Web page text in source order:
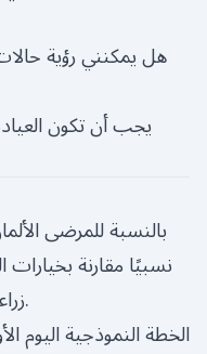
هل يمكنني رؤية
يجب أن تكون
بالنسبة للمرضى
نسبيًا مقارنة
زراعة الشعر النموذجية من 3 إلى 5 أيام.
الخطة النموذجية اليوم